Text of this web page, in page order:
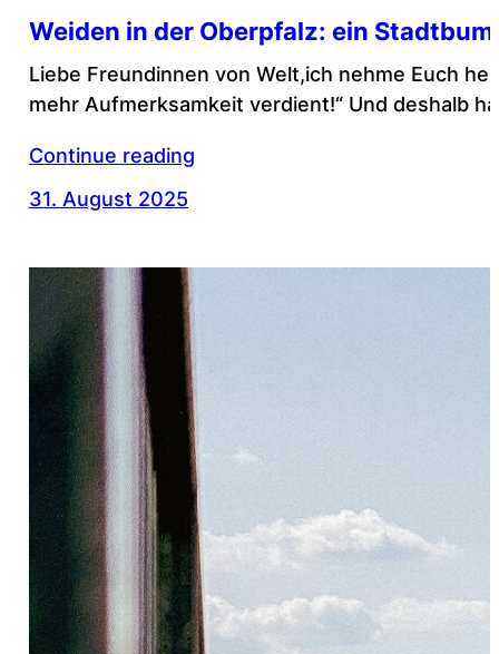
Weiden in der Oberpfalz: ein
Liebe Freundinnen von Welt,ich nehme Euch
mehr Aufmerksamkeit verdient!“ Und deshalb
Continue reading
31. August 2025